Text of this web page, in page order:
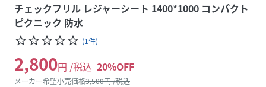
チェックフリル レジャーシート 1400*1000 コンパクト
ピクニック 防水
star_borderstar_borderstar_borderstar_borderstar_border (1件)
2,800円 /税込 20%OFF
メーカー希望小売価格3,500円 /税込